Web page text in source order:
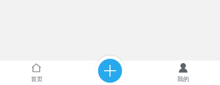
首页 我的